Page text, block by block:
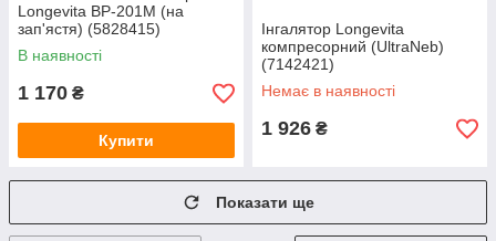
Longevita BP-201M (на
зап'ястя) (5828415)
В наявності
1 170 ₴
Купити
Інгалятор Longevita
компресорний (UltraNeb)
(7142421)
Немає в наявності
1 926 ₴
Показати ще